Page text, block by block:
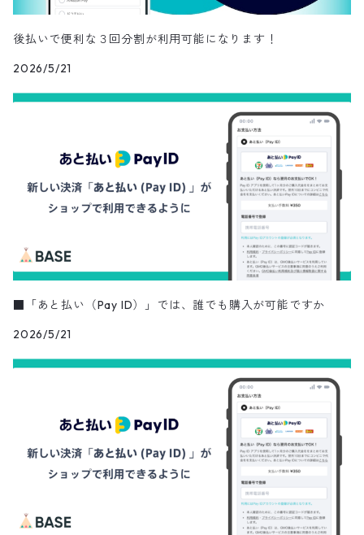
後払いで便利な３回分割が利用可能になります！
2026/5/21
■「あと払い（Pay ID）」では、誰でも購入が可能ですか
2026/5/21